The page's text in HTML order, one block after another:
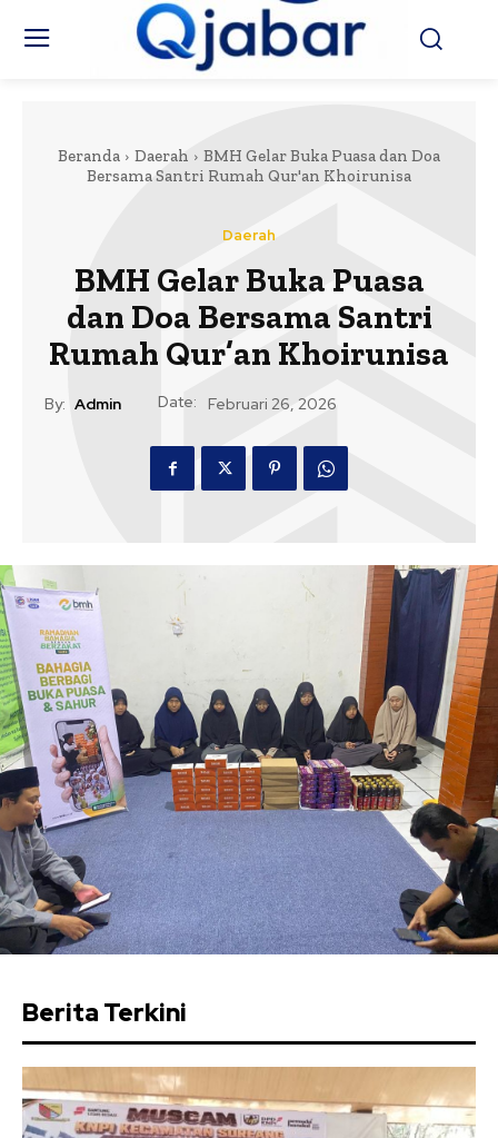
Beranda Daerah
BMH Gelar Buka Puasa dan Doa
Bersama Santri Rumah Qur'an Khoirunisa
Daerah
BMH Gelar Buka Puasa
dan Doa Bersama Santri
Rumah Qur’an Khoirunisa
By: Admin Date: Februari 26, 2026
Berita Terkini